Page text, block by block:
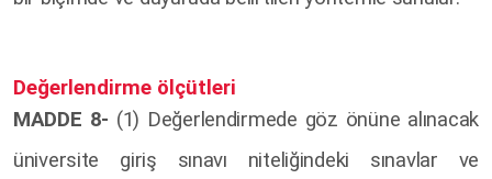
Değerlendirme ölçütleri
MADDE 8- (1) Değerlendirmede göz önüne alınacak
üniversite giriş sınavı niteliğindeki sınavlar ve